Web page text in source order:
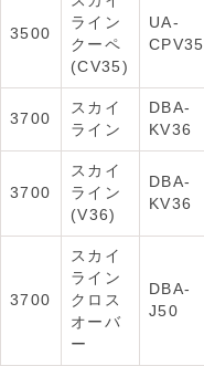
3500
ライン
クーペ
(CV35)
UA-
CPV35
3700
スカイ
ライン
DBA-
KV36
3700
スカイ
ライン
(V36)
DBA-
KV36
3700
スカイ
ライン
クロス
オーバ
ー
DBA-
J50